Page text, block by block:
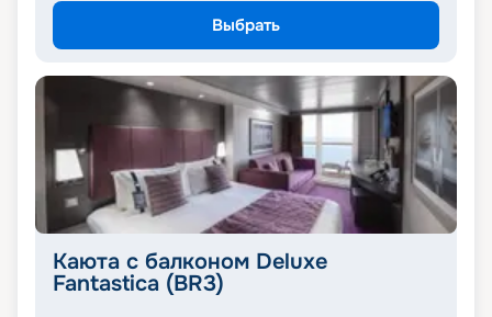
Выбрать
Каюта с балконом Deluxe
Fantastica (BR3)